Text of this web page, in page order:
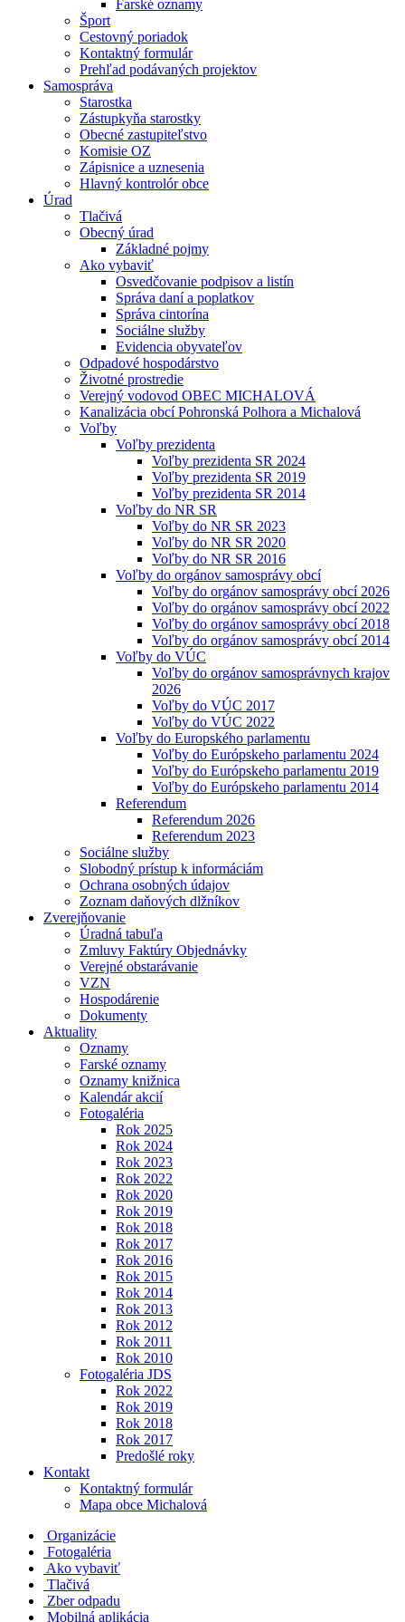
Farské oznamy
Šport
Cestovný poriadok
Kontaktný formulár
Prehľad podávaných projektov
Samospráva
Starostka
Zástupkyňa starostky
Obecné zastupiteľstvo
Komisie OZ
Zápisnice a uznesenia
Hlavný kontrolór obce
Úrad
Tlačivá
Obecný úrad
Základné pojmy
Ako vybaviť
Osvedčovanie podpisov a listín
Správa daní a poplatkov
Správa cintorína
Sociálne služby
Evidencia obyvateľov
Odpadové hospodárstvo
Životné prostredie
Verejný vodovod OBEC MICHALOVÁ
Kanalizácia obcí Pohronská Polhora a Michalová
Voľby
Voľby prezidenta
Voľby prezidenta SR 2024
Voľby prezidenta SR 2019
Voľby prezidenta SR 2014
Voľby do NR SR
Voľby do NR SR 2023
Voľby do NR SR 2020
Voľby do NR SR 2016
Voľby do orgánov samosprávy obcí
Voľby do orgánov samosprávy obcí 2026
Voľby do orgánov samosprávy obcí 2022
Voľby do orgánov samosprávy obcí 2018
Voľby do orgánov samosprávy obcí 2014
Voľby do VÚC
Voľby do orgánov samosprávnych krajov
2026
Voľby do VÚC 2017
Voľby do VÚC 2022
Voľby do Europského parlamentu
Voľby do Európskeho parlamentu 2024
Voľby do Európskeho parlamentu 2019
Voľby do Európskeho parlamentu 2014
Referendum
Referendum 2026
Referendum 2023
Sociálne služby
Slobodný prístup k informáciám
Ochrana osobných údajov
Zoznam daňových dlžníkov
Zverejňovanie
Úradná tabuľa
Zmluvy Faktúry Objednávky
Verejné obstarávanie
VZN
Hospodárenie
Dokumenty
Aktuality
Oznamy
Farské oznamy
Oznamy knižnica
Kalendár akcií
Fotogaléria
Rok 2025
Rok 2024
Rok 2023
Rok 2022
Rok 2020
Rok 2019
Rok 2018
Rok 2017
Rok 2016
Rok 2015
Rok 2014
Rok 2013
Rok 2012
Rok 2011
Rok 2010
Fotogaléria JDS
Rok 2022
Rok 2019
Rok 2018
Rok 2017
Predošlé roky
Kontakt
Kontaktný formulár
Mapa obce Michalová
Organizácie
Fotogaléria
Ako vybaviť
Tlačivá
Zber odpadu
Mobilná aplikácia